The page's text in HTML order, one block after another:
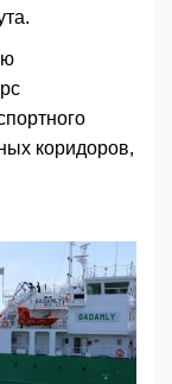
коридоров,